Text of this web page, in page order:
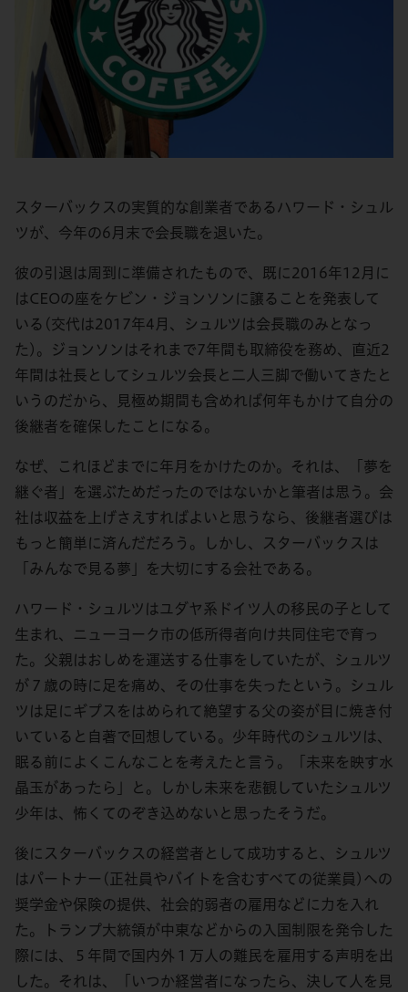
スターバックスの実質的な創業者であるハワード・シュル
ツが、今年の6月末で会長職を退いた。
彼の引退は周到に準備されたもので、既に2016年12月に
はCEOの座をケビン・ジョンソンに譲ることを発表して
いる(交代は2017年4月、シュルツは会長職のみとなっ
た)。ジョンソンはそれまで7年間も取締役を務め、直近2
年間は社長としてシュルツ会長と二人三脚で働いてきたと
いうのだから、見極め期間も含めれば何年もかけて自分の
後継者を確保したことになる。
なぜ、これほどまでに年月をかけたのか。それは、「夢を
継ぐ者」を選ぶためだったのではないかと筆者は思う。会
社は収益を上げさえすればよいと思うなら、後継者選びは
もっと簡単に済んだだろう。しかし、スターバックスは
「みんなで見る夢」を大切にする会社である。
ハワード・シュルツはユダヤ系ドイツ人の移民の子として
生まれ、ニューヨーク市の低所得者向け共同住宅で育っ
た。父親はおしめを運送する仕事をしていたが、シュルツ
が７歳の時に足を痛め、その仕事を失ったという。シュル
ツは足にギプスをはめられて絶望する父の姿が目に焼き付
いていると自著で回想している。少年時代のシュルツは、
眠る前によくこんなことを考えたと言う。「未来を映す水
晶玉があったら」と。しかし未来を悲観していたシュルツ
少年は、怖くてのぞき込めないと思ったそうだ。
後にスターバックスの経営者として成功すると、シュルツ
はパートナー(正社員やバイトを含むすべての従業員)への
奨学金や保険の提供、社会的弱者の雇用などに力を入れ
た。トランプ大統領が中東などからの入国制限を発令した
際には、５年間で国内外１万人の難民を雇用する声明を出
した。それは、「いつか経営者になったら、決して人を見